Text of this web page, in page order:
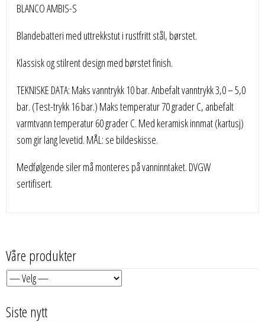
BLANCO AMBIS-S
Blandebatteri med uttrekkstut i rustfritt stål, børstet.
Klassisk og stilrent design med børstet finish.
TEKNISKE DATA: Maks vanntrykk 10 bar. Anbefalt vanntrykk 3,0 – 5,0
bar. (Test-trykk 16 bar.) Maks temperatur 70 grader C, anbefalt
varmtvann temperatur 60 grader C. Med keramisk innmat (kartusj)
som gir lang levetid. MÅL: se bildeskisse.
Medfølgende siler må monteres på vanninntaket. DVGW
sertifisert.
Våre produkter
Siste nytt